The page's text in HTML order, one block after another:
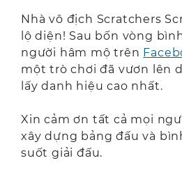
Nhà vô địch Scratchers
lộ diện! Sau bốn vòng
người hâm mộ trên
một trò chơi đã vươn lên
lấy danh hiệu cao nhất.
Xin cảm ơn tất cả mọi
xây dựng bảng đấu và
suốt giải đấu.